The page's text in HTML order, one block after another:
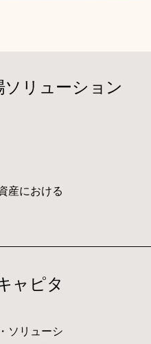
リューション
産における
ャピタ
ソリューシ